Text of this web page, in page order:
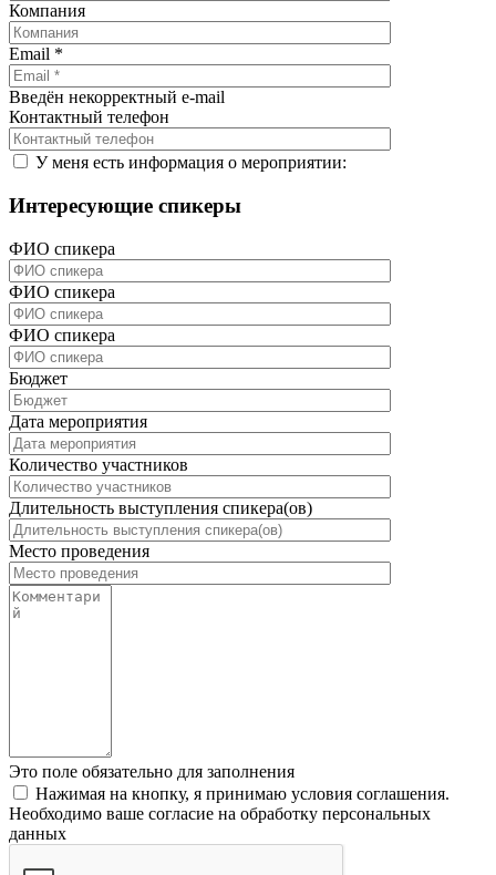
Компания
Email *
Введён некорректный e-mail
Контактный телефон
У меня есть информация о мероприятии:
Интересующие спикеры
ФИО спикера
ФИО спикера
ФИО спикера
Бюджет
Дата мероприятия
Количество участников
Длительность выступления спикера(ов)
Место проведения
Это поле обязательно для заполнения
Нажимая на кнопку, я принимаю условия соглашения.
Необходимо ваше согласие на обработку персональных
данных